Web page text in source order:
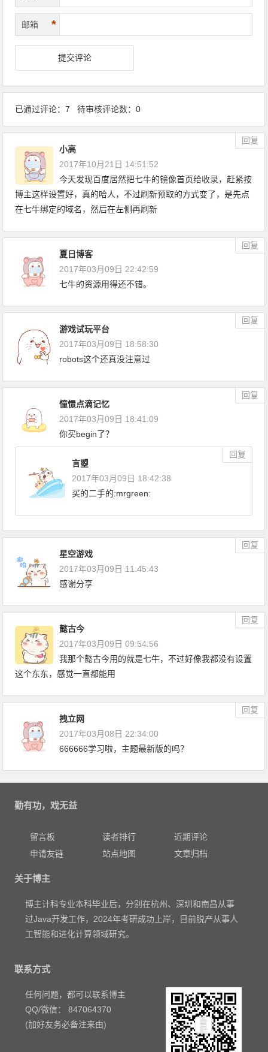
邮箱 *
已通过评论：7 待审核评论数：0
小高
回复
2017年10月21日 14:51:52
今天发现百度居然把七牛的镜像首页给收录，赶紧按
博主这样设置好，真的哈人，不过刷新预取的方式变了，是先点
在七牛绑定的域名，然后在左侧再刷新
夏日博客
回复
2017年03月09日 22:42:59
七牛的资源用得还不错。
游戏试玩平台
回复
2017年03月09日 18:58:30
robots这个还真没注意过
憧憬点滴记忆
回复
2017年03月09日 18:41:09
你买begin了？
言曌
回复
2017年03月09日 18:42:38
买的二手的:mrgreen:
星空游戏
回复
2017年03月09日 11:45:43
感谢分享
懿古今
回复
2017年03月09日 09:54:56
我那个懿古今用的就是七牛，不过好像我都没有设置
这个东东，感觉一直都能用
拽立网
回复
2017年03月08日 22:34:00
666666学习啦，主题最新版的吗？
勤有功，戏无益
留言板 读者排行
近期评论
申请友链
站点地图 文章归档
关于博主
博主计科专业本科毕业后，分别在杭州、深圳和南昌从事
过Java开发工作，2024年考研成功上岸，目前脱产从事人
工智能和进化计算领域研究。
联系方式
任何问题，都可以联系博主
QQ/微信： 847064370
(加好友务必备注来由)